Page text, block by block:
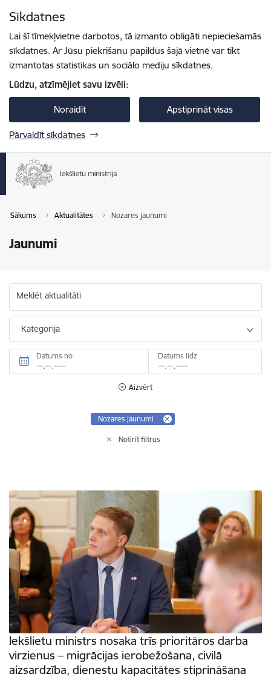
Sīkdatnes
Lai šī tīmekļvietne darbotos, tā izmanto obligāti nepieciešamās
sīkdatnes. Ar Jūsu piekrišanu papildus šajā vietnē var tikt
izmantotas statistikas un sociālo mediju sīkdatnes.
Lūdzu, atzīmējiet savu izvēli:
Noraidīt Apstiprināt visas
Pārvaldīt sīkdatnes
Sākums Aktualitātes Nozares jaunumi
Jaunumi
Meklēt aktualitāti
Kategorija
Datums no Datums līdz
Aizvērt
Nozares jaunumi
Notīrīt filtrus
Iekšlietu ministrs nosaka trīs prioritāros darba
virzienus – migrācijas ierobežošana, civilā
aizsardzība, dienestu kapacitātes stiprināšana